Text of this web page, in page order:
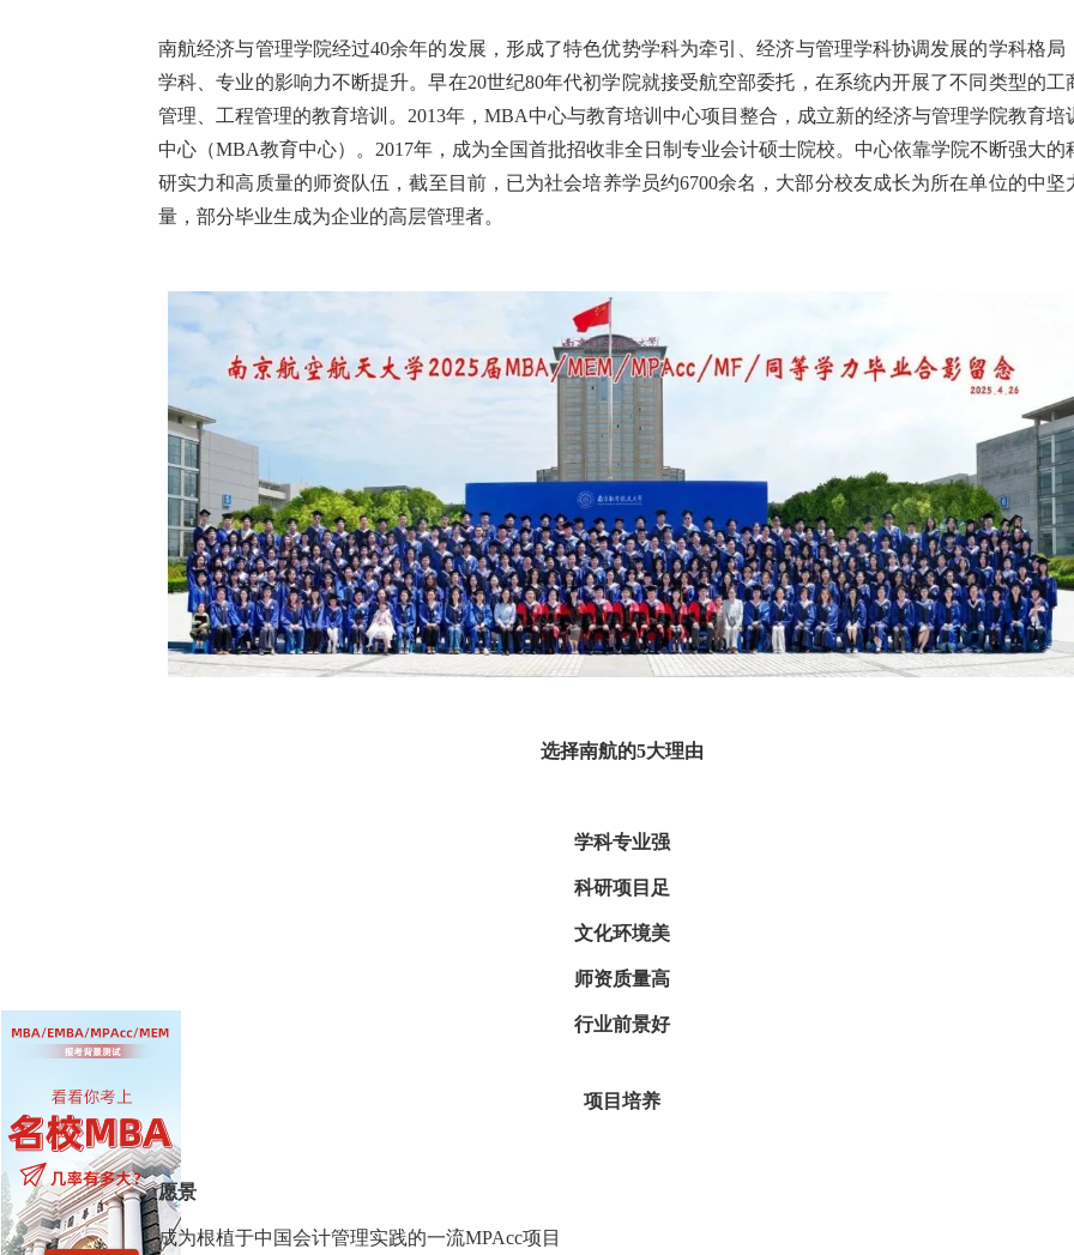
南航经济与管理学院经过40余年的发展，形成了特色优势学科为牵引、经济与管理学科协调发展的学科格局
学科、专业的影响力不断提升。早在20世纪80年代初学院就接受航空部委托，在系统内开展了不同类型的工
管理、工程管理的教育培训。2013年，MBA中心与教育培训中心项目整合，成立新的经济与管理学院教育培
中心（MBA教育中心）。2017年，成为全国首批招收非全日制专业会计硕士院校。中心依靠学院不断强大的
研实力和高质量的师资队伍，截至目前，已为社会培养学员约6700余名，大部分校友成长为所在单位的中坚
量，部分毕业生成为企业的高层管理者。
选择南航的5大理由
学科专业强
科研项目足
文化环境美
师资质量高
行业前景好
项目培养
愿景
成为根植于中国会计管理实践的一流MPAcc项目